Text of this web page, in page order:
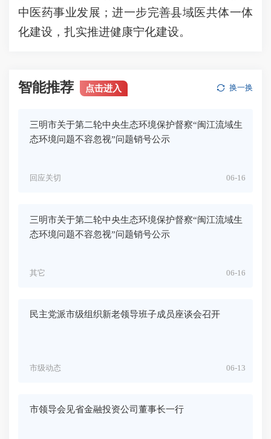
中医药事业发展；进一步完善县域医共体一体
化建设，扎实推进健康宁化建设。
智能推荐 点击进入 换一换
三明市关于第二轮中央生态环境保护督察“闽江流域生
态环境问题不容忽视”问题销号公示
06-16
回应关切
三明市关于第二轮中央生态环境保护督察“闽江流域生
态环境问题不容忽视”问题销号公示
06-16
其它
民主党派市级组织新老领导班子成员座谈会召开
06-13
市级动态
市领导会见省金融投资公司董事长一行